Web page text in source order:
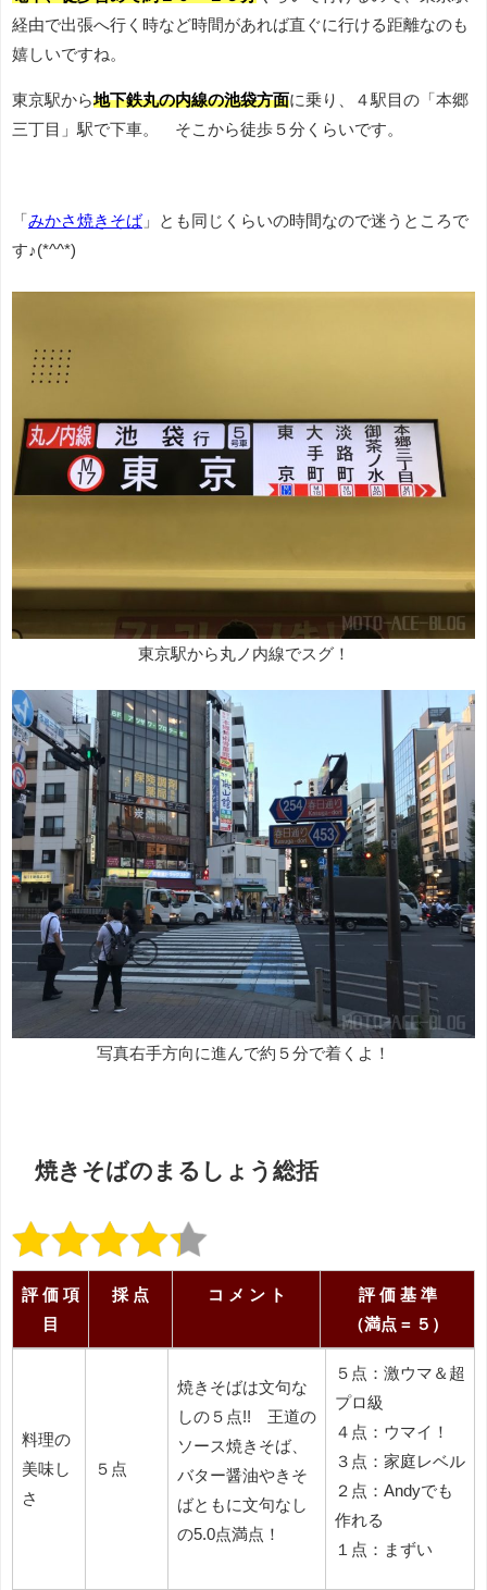
経由で出張へ行く時など時間があれば直ぐに行ける距離なのも
嬉しいですね。
東京駅から地下鉄丸の内線の池袋方面に乗り、４駅目の「本郷
三丁目」駅で下車。 そこから徒歩５分くらいです。
「 みかさ焼きそば」とも同じくらいの時間なので迷うところで
す♪(*^^*)
東京駅から丸ノ内線でスグ！
写真右手方向に進んで約５分で着くよ！
焼きそばのまるしょう総括
評 価 項
目
採 点 コ メ ン ト
評 価 基 準
（満点 = ５）
評 価 基 準
（満点 = ５）
料理の
美味し
さ
５点
焼きそばは文句な
しの５点!! 王道の
ソース焼きそば、
バター醤油やきそ
ばともに文句なし
の5.0点満点！
５点：激ウマ＆超
プロ級
４点：ウマイ！
３点：家庭レベル
２点：Andyでも
作れる
１点：まずい